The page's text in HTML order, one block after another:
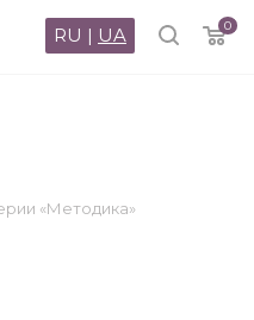
0
RU | UA
«Методика»